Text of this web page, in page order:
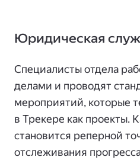
Юридическая
Специалисты отдела
делами и проводят
мероприятий, которые
в Трекере как проекты.
становится реперной
отслеживания